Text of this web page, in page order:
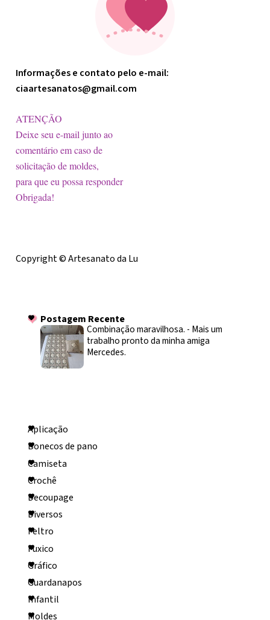
Informações e contato pelo e-mail:
ciaartesanatos@gmail.com
ATENÇÃO
Deixe seu e-mail junto ao
comentário em caso de
solicitação de moldes,
para que eu possa responder
Obrigada!
Copyright © Artesanato da Lu
Postagem Recente
Combinação maravilhosa. - Mais um
trabalho pronto da minha amiga
Mercedes.
Aplicação
Bonecos de pano
Camiseta
Crochê
Decoupage
Diversos
Feltro
Fuxico
Gráfico
Guardanapos
Infantil
Moldes